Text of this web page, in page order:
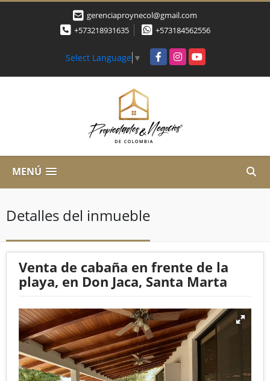
gerenciaproynecol@gmail.com
+573218931635
+573184562556
Select Language ▼ FacebookInstagramYouTube
MENÚ
Detalles del inmueble
Venta de cabaña en frente de la
playa, en Don Jaca, Santa Marta